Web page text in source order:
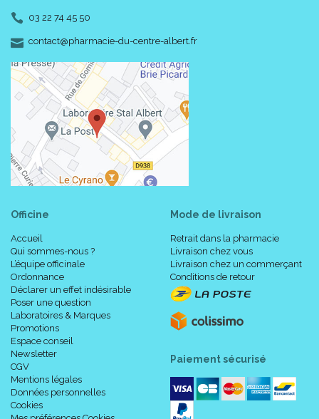
03 22 74 45 50
contact-
@-
pharmacie-du-centre-albert.fr
Officine
Accueil
Qui sommes-nous ?
L’équipe officinale
Ordonnance
Déclarer un effet indésirable
Poser une question
Laboratoires & Marques
Promotions
Espace conseil
Newsletter
CGV
Mentions légales
Données personnelles
Cookies
Mode de livraison
Retrait dans la pharmacie
Livraison chez vous
Livraison chez un commerçant
Conditions de retour
Paiement sécurisé